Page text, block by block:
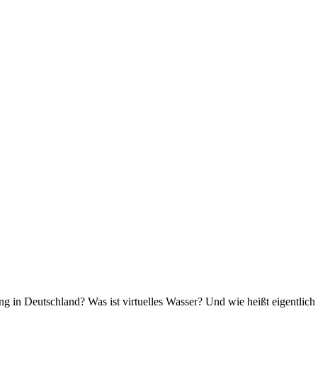
Deutschland? Was ist virtuelles Wasser? Und wie heißt eigentlich